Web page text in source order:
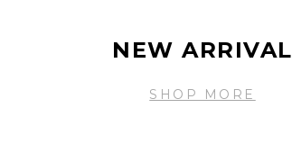
NEW ARRIVAL
SHOP MORE